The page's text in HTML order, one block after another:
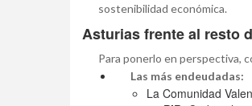
sostenibilidad económica.
Asturias frente al resto
Para ponerlo en perspectiva,
Las más endeudadas:
La Comunidad